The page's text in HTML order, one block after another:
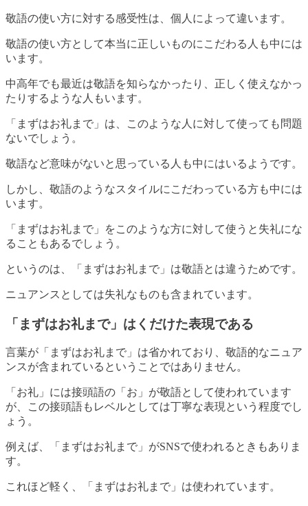
敬語の使い方に対する感受性は、個人によって違います。
敬語の使い方として本当に正しいものにこだわる人も中には
います。
中高年でも最近は敬語を知らなかったり、正しく使えなかっ
たりするような人もいます。
「まずはお礼まで」は、このような人に対して使っても問題
ないでしょう。
敬語など意味がないと思っている人も中にはいるようです。
しかし、敬語のようなスタイルにこだわっている方も中には
います。
「まずはお礼まで」をこのような方に対して使うと失礼にな
ることもあるでしょう。
というのは、「まずはお礼まで」は敬語とは違うためです。
ニュアンスとしては失礼なものも含まれています。
「まずはお礼まで」はくだけた表現である
言葉が「まずはお礼まで」は省かれており、敬語的なニュア
ンスが含まれているということではありません。
「お礼」には接頭語の「お」が敬語として使われています
が、この接頭語もレベルとしては丁寧な表現という程度でし
ょう。
例えば、「まずはお礼まで」がSNSで使われるときもありま
す。
これほど軽く、「まずはお礼まで」は使われています。